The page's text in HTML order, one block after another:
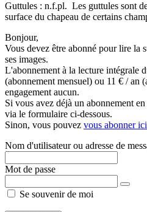
Guttules : n.f.pl. Les guttules sont
surface du chapeau de certains
Bonjour,
Vous devez être abonné pour lire la
ses images.
L'abonnement à la lecture intégrale
(abonnement mensuel) ou 11 € / an
engagement aucun.
Si vous avez déjà un abonnement
via le formulaire ci-dessous.
Sinon, vous pouvez vous abonner
Nom d'utilisateur ou adresse de
Mot de passe
Se souvenir de moi